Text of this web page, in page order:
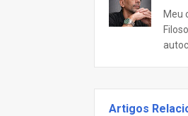
Meu
Artigos